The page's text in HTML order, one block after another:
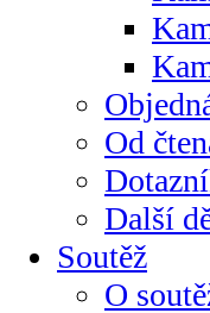
Od
Další
Soutěž
O